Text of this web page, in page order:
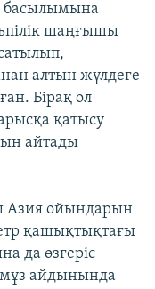
басылымына
шаңғышы
алтын жүлдеге
Бірақ ол
қатысу
айтады
ойындарын
қашықтықтағы
да өзгеріс
мұз айдынында